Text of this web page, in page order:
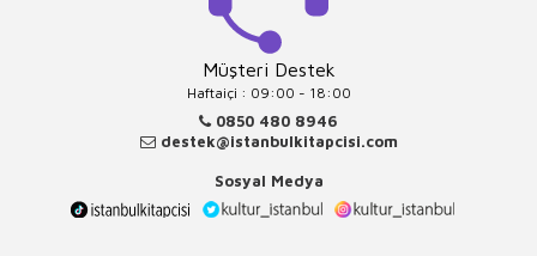
Müşteri Destek
Haftaiçi : 09:00 - 18:00
0850 480 8946
destek@istanbulkitapcisi.com
Sosyal Medya